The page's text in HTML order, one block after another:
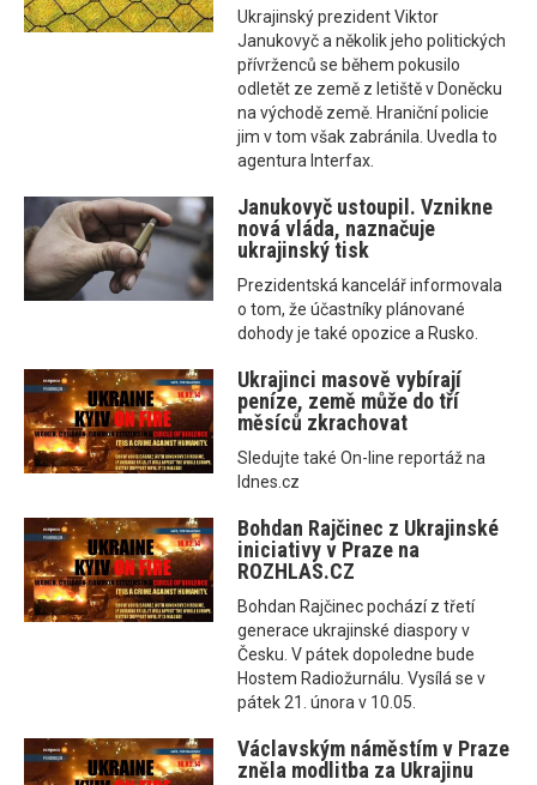
Ukrajinský prezident Viktor
Janukovyč a několik jeho politických
přívrženců se během pokusilo
odletět ze země z letiště v Doněcku
na východě země. Hraniční policie
jim v tom však zabránila. Uvedla to
agentura Interfax.
Janukovyč ustoupil. Vznikne
nová vláda, naznačuje
ukrajinský tisk
Prezidentská kancelář informovala
o tom, že účastníky plánované
dohody je také opozice a Rusko.
Ukrajinci masově vybírají
peníze, země může do tří
měsíců zkrachovat
Sledujte také On-line reportáž na
Idnes.cz
Bohdan Rajčinec z Ukrajinské
iniciativy v Praze na
ROZHLAS.CZ
Bohdan Rajčinec pochází z třetí
generace ukrajinské diaspory v
Česku. V pátek dopoledne bude
Hostem Radiožurnálu. Vysílá se v
pátek 21. února v 10.05.
Václavským náměstím v Praze
zněla modlitba za Ukrajinu